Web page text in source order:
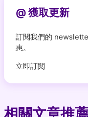
@ 獲取更新
訂閱我們的
惠。
立即訂閱
相關文章推